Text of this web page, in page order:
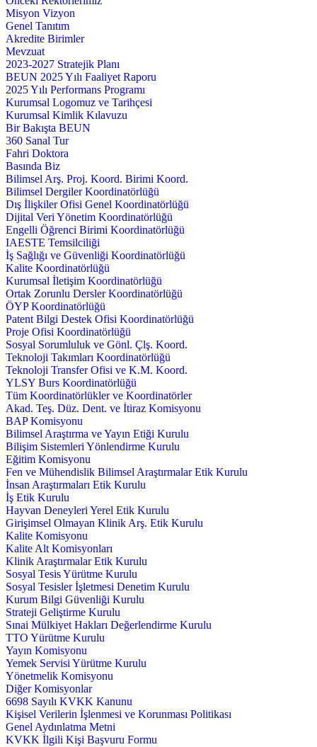
Misyon Vizyon
Genel Tanıtım
Akredite Birimler
Mevzuat
2023-2027 Stratejik Planı
BEUN 2025 Yılı Faaliyet Raporu
2025 Yılı Performans Programı
Kurumsal Logomuz ve Tarihçesi
Kurumsal Kimlik Kılavuzu
Bir Bakışta BEUN
360 Sanal Tur
Fahri Doktora
Basında Biz
Bilimsel Arş. Proj. Koord. Birimi Koord.
Bilimsel Dergiler Koordinatörlüğü
Dış İlişkiler Ofisi Genel Koordinatörlüğü
Dijital Veri Yönetim Koordinatörlüğü
Engelli Öğrenci Birimi Koordinatörlüğü
IAESTE Temsilciliği
İş Sağlığı ve Güvenliği Koordinatörlüğü
Kalite Koordinatörlüğü
Kurumsal İletişim Koordinatörlüğü
Ortak Zorunlu Dersler Koordinatörlüğü
ÖYP Koordinatörlüğü
Patent Bilgi Destek Ofisi Koordinatörlüğü
Proje Ofisi Koordinatörlüğü
Sosyal Sorumluluk ve Gönl. Çlş. Koord.
Teknoloji Takımları Koordinatörlüğü
Teknoloji Transfer Ofisi ve K.M. Koord.
YLSY Burs Koordinatörlüğü
Tüm Koordinatörlükler ve Koordinatörler
Akad. Teş. Düz. Dent. ve İtiraz Komisyonu
BAP Komisyonu
Bilimsel Araştırma ve Yayın Etiği Kurulu
Bilişim Sistemleri Yönlendirme Kurulu
Eğitim Komisyonu
Fen ve Mühendislik Bilimsel Araştırmalar Etik Kurulu
İnsan Araştırmaları Etik Kurulu
İş Etik Kurulu
Hayvan Deneyleri Yerel Etik Kurulu
Girişimsel Olmayan Klinik Arş. Etik Kurulu
Kalite Komisyonu
Kalite Alt Komisyonları
Klinik Araştırmalar Etik Kurulu
Sosyal Tesis Yürütme Kurulu
Sosyal Tesisler İşletmesi Denetim Kurulu
Kurum Bilgi Güvenliği Kurulu
Strateji Geliştirme Kurulu
Sınai Mülkiyet Hakları Değerlendirme Kurulu
TTO Yürütme Kurulu
Yayın Komisyonu
Yemek Servisi Yürütme Kurulu
Yönetmelik Komisyonu
Diğer Komisyonlar
6698 Sayılı KVKK Kanunu
Kişisel Verilerin İşlenmesi ve Korunması Politikası
Genel Aydınlatma Metni
KVKK İlgili Kişi Başvuru Formu